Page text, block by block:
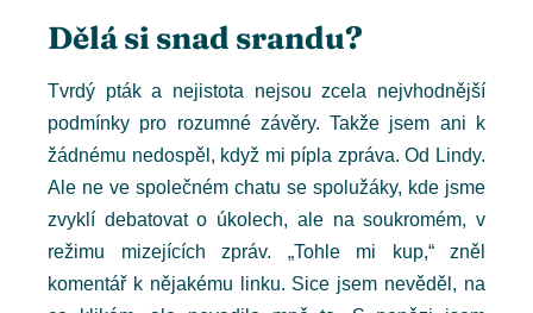
Dělá si snad srandu?
Tvrdý pták a nejistota nejsou zcela nejvhodnější
podmínky pro rozumné závěry. Takže jsem ani k
žádnému nedospěl, když mi pípla zpráva. Od Lindy.
Ale ne ve společném chatu se spolužáky, kde jsme
zvyklí debatovat o úkolech, ale na soukromém, v
režimu mizejících zpráv. „Tohle mi kup,“ zněl
komentář k nějakému linku. Sice jsem nevěděl, na